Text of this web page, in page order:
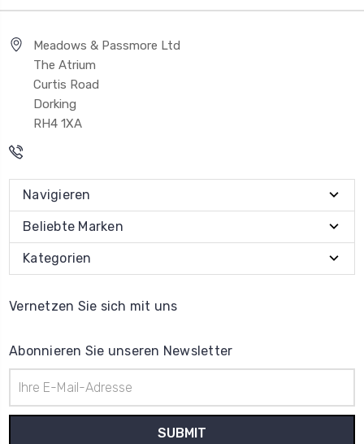
Meadows & Passmore Ltd
The Atrium
Curtis Road
Dorking
RH4 1XA
Navigieren
Beliebte Marken
Kategorien
Vernetzen Sie sich mit uns
Abonnieren Sie unseren Newsletter
Mail-
Adresse